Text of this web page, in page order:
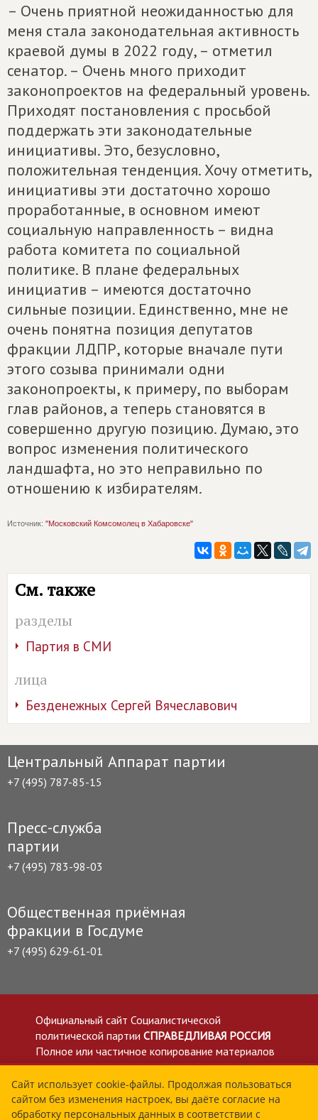
– Очень приятной неожиданностью для
меня стала законодательная активность
краевой думы в 2022 году, – отметил
сенатор. – Очень много приходит
законопроектов на федеральный уровень.
Приходят постановления с просьбой
поддержать эти законодательные
инициативы. Это, безусловно,
положительная тенденция. Хочу отметить,
инициативы эти достаточно хорошо
проработанные, в основном имеют
социальную направленность – видна
работа комитета по социальной
политике. В плане федеральных
инициатив – имеются достаточно
сильные позиции. Единственно, мне не
очень понятна позиция депутатов
фракции ЛДПР, которые вначале пути
этого созыва принимали одни
законопроекты, к примеру, по выборам
глав районов, а теперь становятся в
совершенно другую позицию. Думаю, это
вопрос изменения политического
ландшафта, но это неправильно по
отношению к избирателям.
Источник: "Московский Комсомолец в Хабаровске"
См. также
разделы
Партия в СМИ
лица
Безденежных Сергей Вячеславович
Центральный Аппарат партии
+7 (495) 787-85-15
Пресс-служба
партии
+7 (495) 783-98-03
Общественная приёмная
фракции в Госдуме
+7 (495) 629-61-01
Официальный сайт Социалистической
политической партии СПРАВЕДЛИВАЯ РОССИЯ
Полное или частичное копирование материалов
приветствуется со ссылкой на сайт spravedlivo.ru
Политика в отношении обработки персональных
данных
Все материалы сайта spravedlivo.ru доступны по
Сайт использует cookie-файлы. Продолжая пользоваться
сайтом без изменения настроек, вы даёте согласие на
обработку персональных данных в соответствии с